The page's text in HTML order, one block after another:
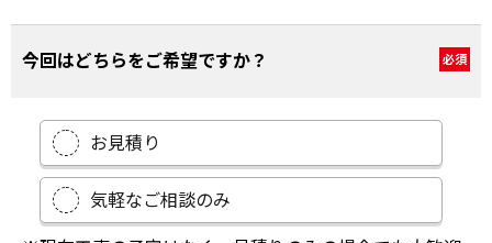
今回はどちらをご希望ですか？ 必須
お見積り
気軽なご相談のみ